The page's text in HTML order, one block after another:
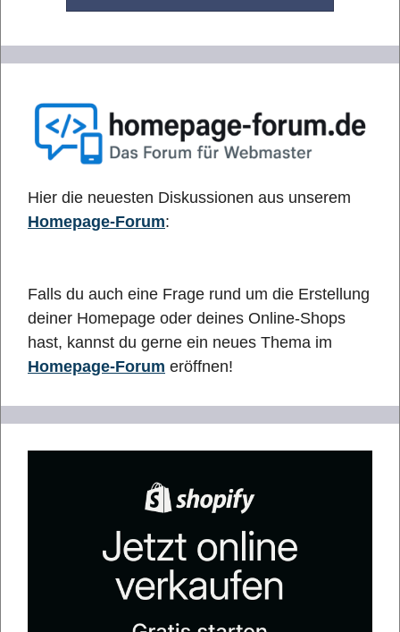
Hier die neuesten Diskussionen aus unserem
Homepage-Forum:
Falls du auch eine Frage rund um die Erstellung
deiner Homepage oder deines Online-Shops
hast, kannst du gerne ein neues Thema im
Homepage-Forum eröffnen!